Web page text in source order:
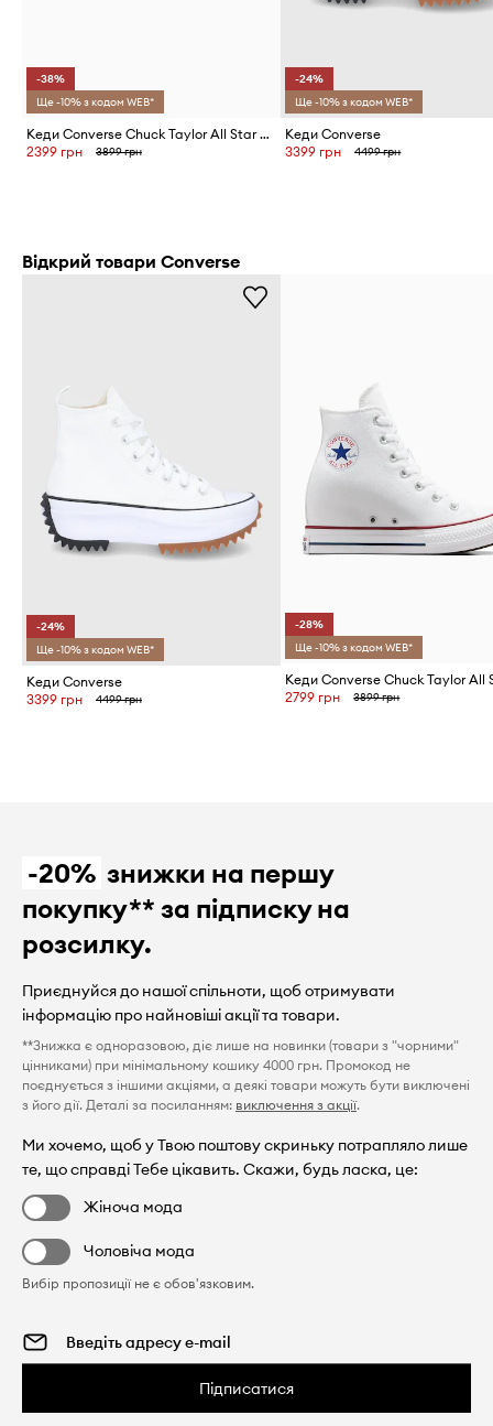
-38%
Ще -10% з кодом WEB*
Кеди Converse Chuck Taylor All Star Lugged Heel
2399 грн
3899 грн
-24%
Ще -10% з кодом WEB*
Кеди Converse
3399 грн
4499 грн
Відкрий товари Converse
-24%
Ще -10% з кодом WEB*
Кеди Converse
3399 грн
4499 грн
-28%
Ще -10% з кодом WEB*
2799 грн 3899 грн
-20% знижки на першу
покупку** за підписку на
розсилку.
Приєднуйся до нашої спільноти, щоб отримувати
інформацію про найновіші акції та товари.
**Знижка є одноразовою, діє лише на новинки (товари з "чорними"
цінниками) при мінімальному кошику 4000 грн. Промокод не
поєднується з іншими акціями, а деякі товари можуть бути виключені
з його дії. Деталі за посиланням: виключення з акції.
Ми хочемо, щоб у Твою поштову скриньку потрапляло лише
те, що справді Тебе цікавить. Скажи, будь ласка, це:
Жіноча мода
Чоловіча мода
Вибір пропозиції не є обов'язковим.
Підписатися